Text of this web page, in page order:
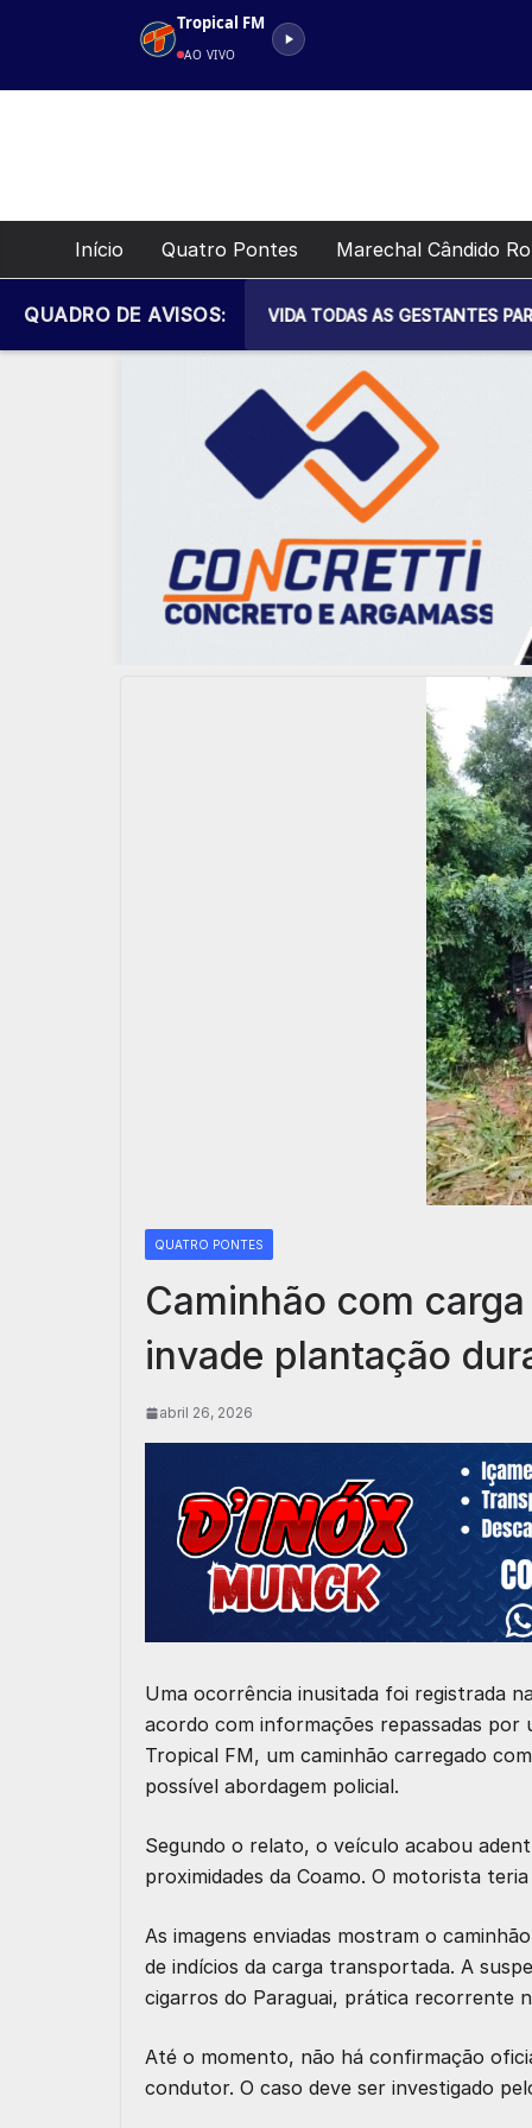
Tropical FM
AO VIVO
Início Quatro Pontes Marechal Cândido
QUADRO DE AVISOS:
DE SAÚDE CONVIDA TODAS AS GESTANTES PARA MAIS UM
QUATRO PONTES
Caminhão com
invade plantação
abril 26, 2026
Uma ocorrência inusitada foi registrada
acordo com informações repassadas por
Tropical FM, um caminhão carregado
possível abordagem policial.
Segundo o relato, o veículo acabou
proximidades da Coamo. O motorista
As imagens enviadas mostram o
de indícios da carga transportada. A
cigarros do Paraguai, prática recorrente
Até o momento, não há confirmação
condutor. O caso deve ser investigado